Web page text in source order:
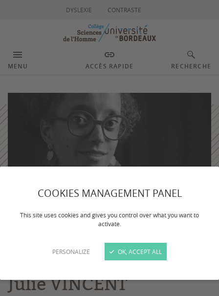
COOKIES MANAGEMENT PANEL
This site uses cookies and gives you control over what you want to
activate.
PERSONALIZE OK, ACCEPT ALL
DYSLEXIE CONTRASTE
MENU ACCÈS RAPIDE RECHERCHE
Paroles de diplômée -
Julie VINCENT